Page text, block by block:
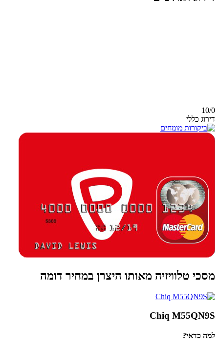
10/0
דירוג כללי
מסכי טלוויזיה מאותו היצרן במחיר דומה
Chiq M55QN9S
למה כדאי?